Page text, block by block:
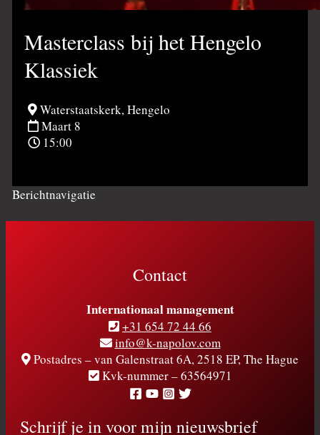
Masterclass bij het Hengelo
Klassiek
Waterstaatskerk, Hengelo
Maart 8
15:00
Berichtnavigatie
Contact
Internationaal management
+31 654 72 44 66
info@k-napolov.com
Postadres – van Galenstraat 6A, 2518 EP, The Hague
Kvk-nummer – 63564971
Schrijf je in voor mijn nieuwsbrief